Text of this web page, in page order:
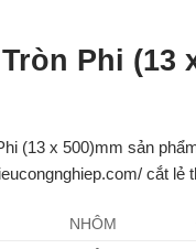
Phi (13
(13 x 500)mm sản
cắt lẻ
NHÔM